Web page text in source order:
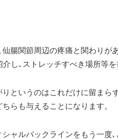
仙腸関節周辺の疼痛と関わりが
し､ストレッチすべき場所等を
りというのはこれだけに留まら
らも与えることになります。
ャルバックラインをもう一度